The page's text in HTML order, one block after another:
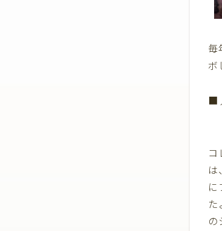
毎
ボ
■
コ
は
に
た
の